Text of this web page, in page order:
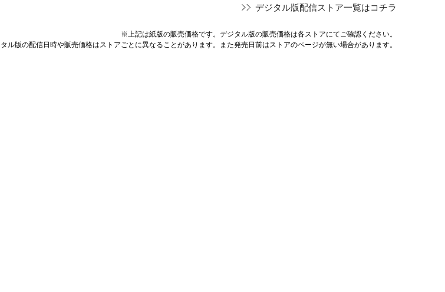
デジタル版配信ストア一覧はコチラ
※上記は紙版の販売価格です。デジタル版の販売価格は各ストアにてご確認ください。
ル版の配信日時や販売価格はストアごとに異なることがあります。また発売日前はストアのページが無い場合があります。